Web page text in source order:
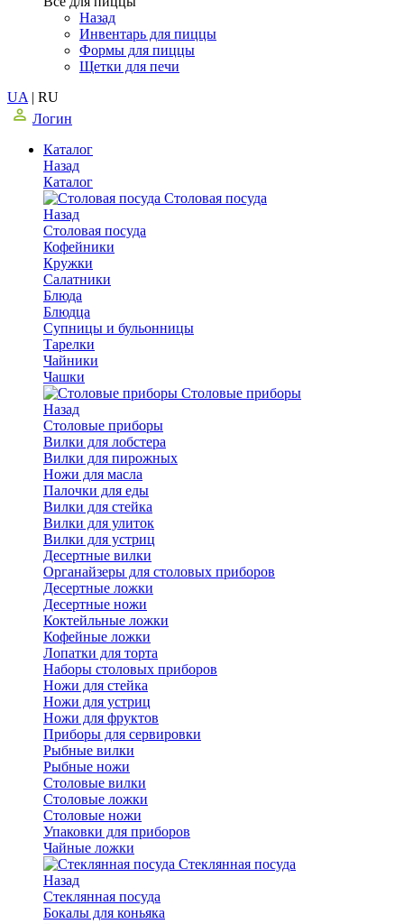
Назад
Инвентарь для пиццы
Формы для пиццы
Щетки для печи
UA | RU
Логин
Каталог
Назад
Каталог
Столовая посуда
Назад
Столовая посуда
Кофейники
Кружки
Салатники
Блюда
Блюдца
Супницы и бульонницы
Тарелки
Чайники
Чашки
Cтоловые приборы
Назад
Cтоловые приборы
Вилки для лобстера
Вилки для пирожных
Ножи для масла
Палочки для еды
Вилки для стейка
Вилки для улиток
Вилки для устриц
Десертные вилки
Органайзеры для столовых приборов
Десертные ложки
Десертные ножи
Коктейльные ложки
Кофейные ложки
Лопатки для торта
Наборы столовых приборов
Ножи для стейка
Ножи для устриц
Ножи для фруктов
Приборы для сервировки
Рыбные вилки
Рыбные ножи
Столовые вилки
Столовые ложки
Столовые ножи
Упаковки для приборов
Чайные ложки
Стеклянная посуда
Назад
Стеклянная посуда
Бокалы для коньяка